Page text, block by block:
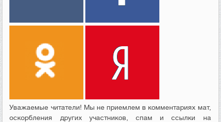
Уважаемые читатели! Мы не приемлем в комментариях мат,
оскорбления других участников, спам и ссылки на